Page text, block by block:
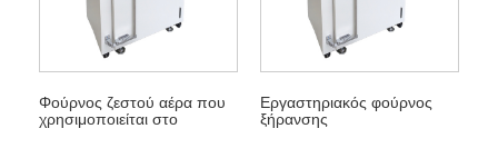
Φούρνος ζεστού αέρα που
χρησιμοποιείται στο
Εργαστηριακός φούρνος
ξήρανσης